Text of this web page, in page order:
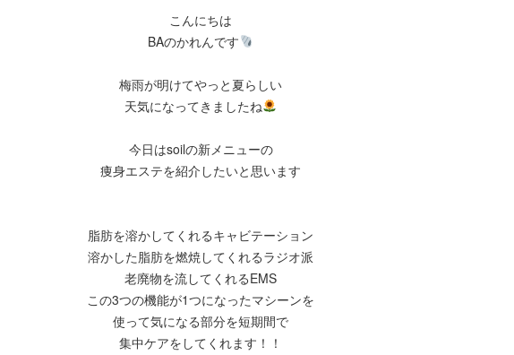
こんにちは
BAのかれんです
梅雨が明けてやっと夏らしい
天気になってきましたね
今日はsoilの新メニューの
痩身エステを紹介したいと思います
脂肪を溶かしてくれるキャビテーション
溶かした脂肪を燃焼してくれるラジオ派
老廃物を流してくれるEMS
この3つの機能が1つになったマシーンを
使って気になる部分を短期間で
集中ケアをしてくれます！！